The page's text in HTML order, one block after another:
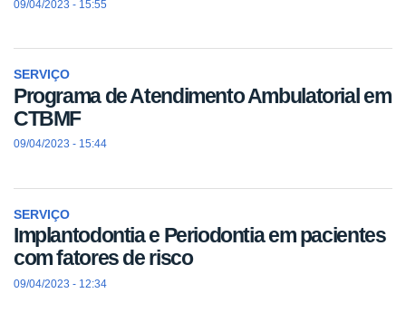
09/04/2023 - 15:55
SERVIÇO
Programa de Atendimento Ambulatorial em
CTBMF
09/04/2023 - 15:44
SERVIÇO
Implantodontia e Periodontia em pacientes
com fatores de risco
09/04/2023 - 12:34